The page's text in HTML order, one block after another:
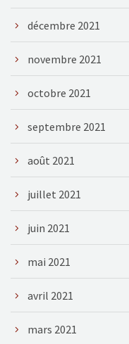
décembre 2021
novembre 2021
octobre 2021
septembre 2021
août 2021
juillet 2021
juin 2021
mai 2021
avril 2021
mars 2021